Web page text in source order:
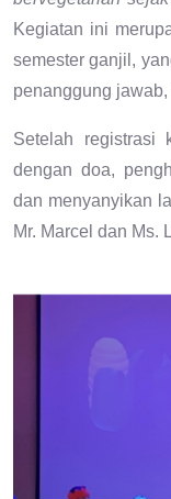
Kegiatan ini
semester ganjil,
penanggung
Setelah registrasi
dengan doa,
dan menyanyikan
Mr. Marcel dan Ms.